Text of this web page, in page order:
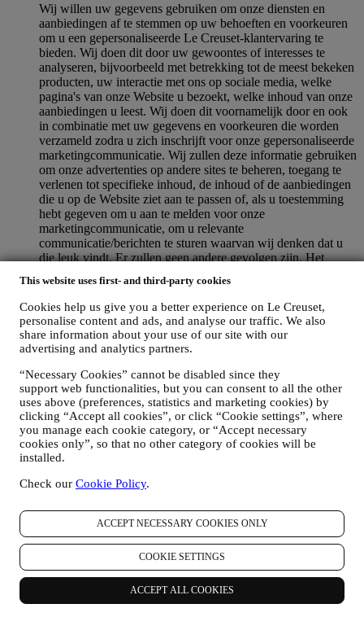
This website uses first- and third-party cookies
Cookies help us give you a better experience on Le Creuset,
personalise content and ads, and analyse our traffic. We also
share information about your use of our site with our
advertising and analytics partners.
“Necessary Cookies” cannot be disabled since they
support web functionalities, but you can consent to all the other
uses above (preferences, statistics and marketing cookies) by
clicking “Accept all cookies”, or click “Cookie settings”, where
you manage each cookie category, or “Accept necessary
cookies only”, so that no other category of cookies will be
installed.
Check our Cookie Policy.
ACCEPT NECESSARY COOKIES ONLY
COOKIE SETTINGS
ACCEPT ALL COOKIES
Wij willen uw gegevens gebruiken om onze diensten en
aanbiedingen af te stemmen op uw behoeften en voorkeuren
om u een gepersonaliseerde Le Creuset-klantervaring te
bieden. Wij doen dit door uw gewoontes of interesses te
analyseren, bijvoorbeeld met betrekking tot de meest bekeken
producten, uw interactie met ons op sociale media, welke
pagina's van onze Website u bezoekt, welke inhoud van onze
aanbiedingen u leest. Wij doen dit voornamelijk door en ook
in combinatie met uw gegevens en voorkeuren die worden
verzameld zodra u zich inschrijft voor onze gepersonaliseerde
marketingcommunicatie. Wij zullen deze informatie gebruiken
om onze advertenties op andere sites te beheren, toegang te
verlenen tot specifieke inhoud, de inhoud of de aanbiedingen
die u op de Website ziet aan te passen of, als u toestemming
hebt gegeven om u aan te melden voor onze
marketingcommunicatie, om u relevante
communicatie/berichten te sturen waarvan wij denken dat u
die leuk vindt. Er zullen geen andere gevolgen zijn. Het
niet wilt dat deze informatie wordt gebruikt om u op uw
interesse gebaseerde advertenties, inhoud of communicatie te
sturen, kunt u het gebruik van de informatie over uw online-
acties beperken door uw cookie-instellingen te beheren
(vergeet echter niet dat bepaalde cookies noodzakelijk zijn
u geen advertenties, aanbiedingen of communicatie meer
ontvangt. U blijft algemene advertenties, aanbiedingen of
communicatie ontvangen. Voor meer informatie over hoe wij
cookies gebruiken en hoe u ze kunt verwijderen, raadpleegt u
onsCookiebeleid,
PRODUCT REVIEW
Als u een van onze producten hebt gekocht, kunnen wij u een
e-mail sturen met de vraag om uw producten te beoordelen.
Wij zijn geïnteresseerd in productbeoordelingen van onze
onze producten en diensten voortdurend te verbeteren. Aan
het einde van het aankoopproces kunnen wij u ook uitnodigen
om uw productbeoordeling te schrijven. De beoordeling is
niet verplicht, en u bent vrij om deze al dan niet in te dienen.
WHATSAPP FOR BUSINESS
Sommige van onze fysieke winkels gebruiken WhatsApp for